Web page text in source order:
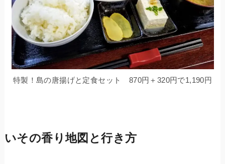
特製！島の唐揚げと定食セット 870円＋320円で1,190円
いその香り地図と行き方